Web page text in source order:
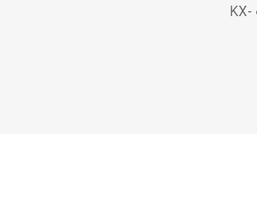
تلفن رومیزی پاناسونیک KX-